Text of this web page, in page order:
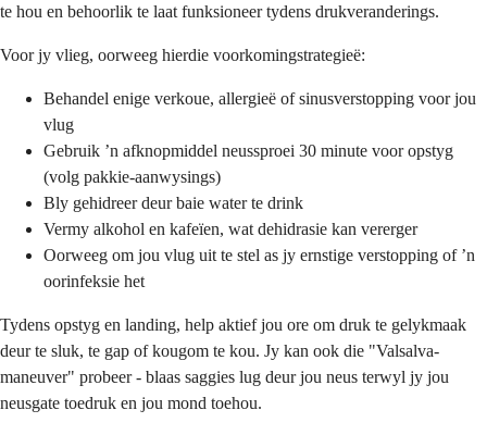
te hou en behoorlik te laat funksioneer tydens drukveranderings.
Voor jy vlieg, oorweeg hierdie voorkomingstrategieë:
Behandel enige verkoue, allergieë of sinusverstopping voor jou
vlug
Gebruik ’n afknopmiddel neussproei 30 minute voor opstyg
(volg pakkie-aanwysings)
Bly gehidreer deur baie water te drink
Vermy alkohol en kafeïen, wat dehidrasie kan vererger
Oorweeg om jou vlug uit te stel as jy ernstige verstopping of ’n
oorinfeksie het
Tydens opstyg en landing, help aktief jou ore om druk te gelykmaak
deur te sluk, te gap of kougom te kou. Jy kan ook die "Valsalva-
maneuver" probeer - blaas saggies lug deur jou neus terwyl jy jou
neusgate toedruk en jou mond toehou.